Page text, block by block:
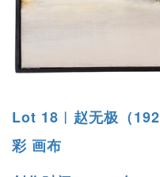
Lot 18︱赵无极（
彩 画布